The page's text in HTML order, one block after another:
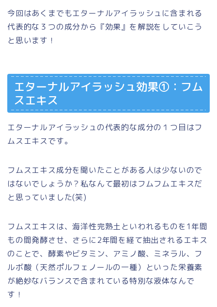
今回はあくまでもエターナルアイラッシュに含まれる
代表的な３つの成分から『効果』を解説をしていこう
と思います！
エターナルアイラッシュ効果①：フム
スエキス
エターナルアイラッシュの代表的な成分の１つ目はフ
ムスエキスです。
フムスエキス成分を聞いたことがある人は少ないので
はないでしょうか？私なんて最初はフムフムエキスだ
と思っていました(笑)
フムスエキスは、海洋性完熟土といわれるものを1年間
もの間発酵させ、さらに2年間を経て抽出されるエキス
のことで、酵素やビタミン、アミノ酸、ミネラル、フ
ルボ酸（天然ポルフェノールの一種）といった栄養素
が絶妙なバランスで含まれている特別な液体なんで
す！